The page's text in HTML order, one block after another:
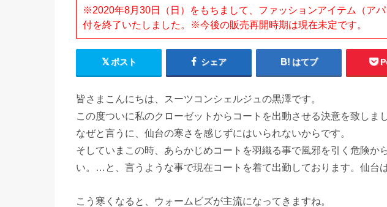
※2020年8月30日（日）をもちまして、ファッションアイテム（ア
付を終了いたしました。※今後の販売再開時期は現在未定です。
ポスト シェア はてブ
皆さまこんにちは、スーツコンシェルジュの黒澤です。
この度ついに私のクローゼットからコートを出動させる決意を致しまし
なぜと言うに、仙台の寒さを感じずにはいられないからです。
そしていまこの時、あらかじめコートを羽織る事で風邪を引く危険か
い。…と、言うような事で現在コートを着て出勤しております。仙台
こう寒くなると、ウォームビズが主流になってきますね。